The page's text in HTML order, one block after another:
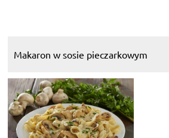
Makaron w sosie pieczarkowym